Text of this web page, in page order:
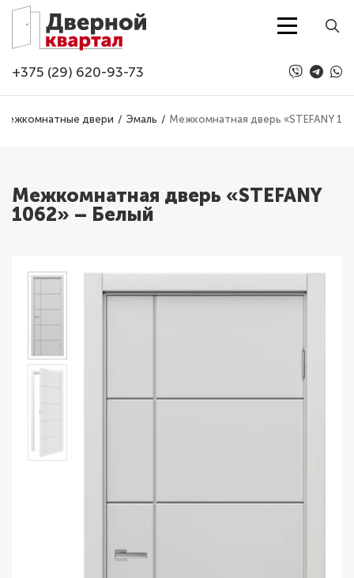
Перейти к основному содержанию
+375 (29) 620-93-73
двери Эмаль Межкомнатная дверь «STEFANY
Межкомнатная дверь «STEFANY
1062» – Белый